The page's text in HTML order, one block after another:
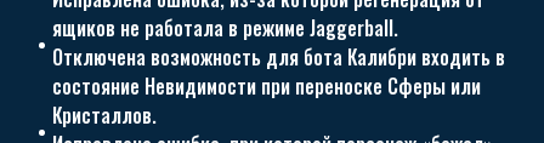
ящиков не работала в режиме Jaggerball.
Отключена возможность для бота Калибри входить в
состояние Невидимости при переноске Сферы или
Кристаллов.